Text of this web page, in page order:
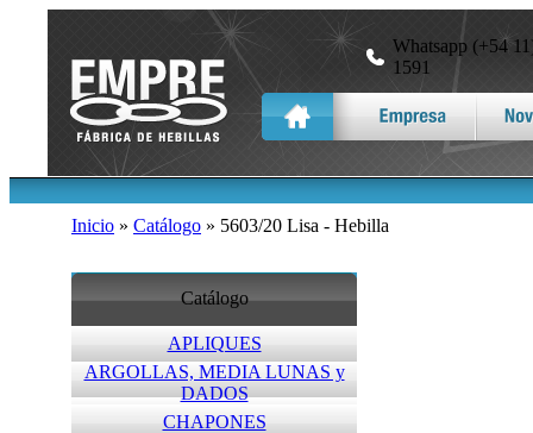
Whatsapp (+54
1591
Inicio » Catálogo » 5603/20 Lisa - Hebilla
Catálogo
APLIQUES
ARGOLLAS, MEDIA LUNAS y
DADOS
CHAPONES